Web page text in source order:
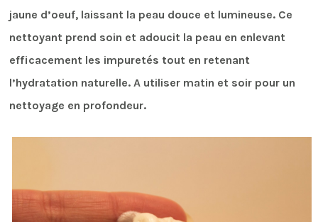
jaune d’oeuf, laissant la peau douce et lumineuse. Ce
nettoyant prend soin et adoucit la peau en enlevant
efficacement les impuretés tout en retenant
l’hydratation naturelle. A utiliser matin et soir pour un
nettoyage en profondeur.